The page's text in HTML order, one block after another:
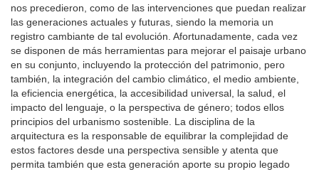
nos precedieron, como de las intervenciones que puedan realizar
las generaciones actuales y futuras, siendo la memoria un
registro cambiante de tal evolución. Afortunadamente, cada vez
se disponen de más herramientas para mejorar el paisaje urbano
en su conjunto, incluyendo la protección del patrimonio, pero
también, la integración del cambio climático, el medio ambiente,
la eficiencia energética, la accesibilidad universal, la salud, el
impacto del lenguaje, o la perspectiva de género; todos ellos
principios del urbanismo sostenible. La disciplina de la
arquitectura es la responsable de equilibrar la complejidad de
estos factores desde una perspectiva sensible y atenta que
permita también que esta generación aporte su propio legado